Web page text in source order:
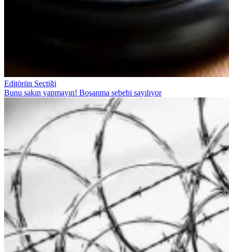
Editörün Seçtiği
Bunu sakın yapmayın! Boşanma sebebi sayılıyor